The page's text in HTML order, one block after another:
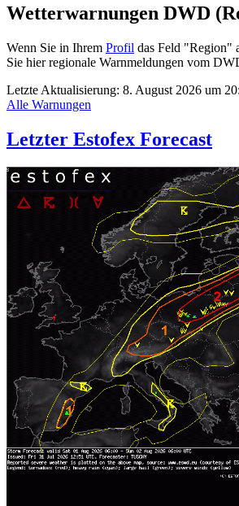
Wetterwarnungen DWD
Wenn Sie in Ihrem Profil das Feld "Region"
Sie hier regionale Warnmeldungen vom
Letzte Aktualisierung: 8. August 2026 um
Alle Warnungen
Letzter Estofex Forecast